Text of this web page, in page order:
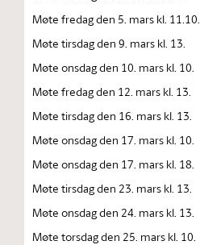
Møte fredag den 5. mars kl. 11.10.
Møte tirsdag den 9. mars kl. 13.
Møte onsdag den 10. mars kl. 10.
Møte fredag den 12. mars kl. 13.
Møte tirsdag den 16. mars kl. 13.
Møte onsdag den 17. mars kl. 10.
Møte onsdag den 17. mars kl. 18.
Møte tirsdag den 23. mars kl. 13.
Møte onsdag den 24. mars kl. 13.
Møte torsdag den 25. mars kl. 10.